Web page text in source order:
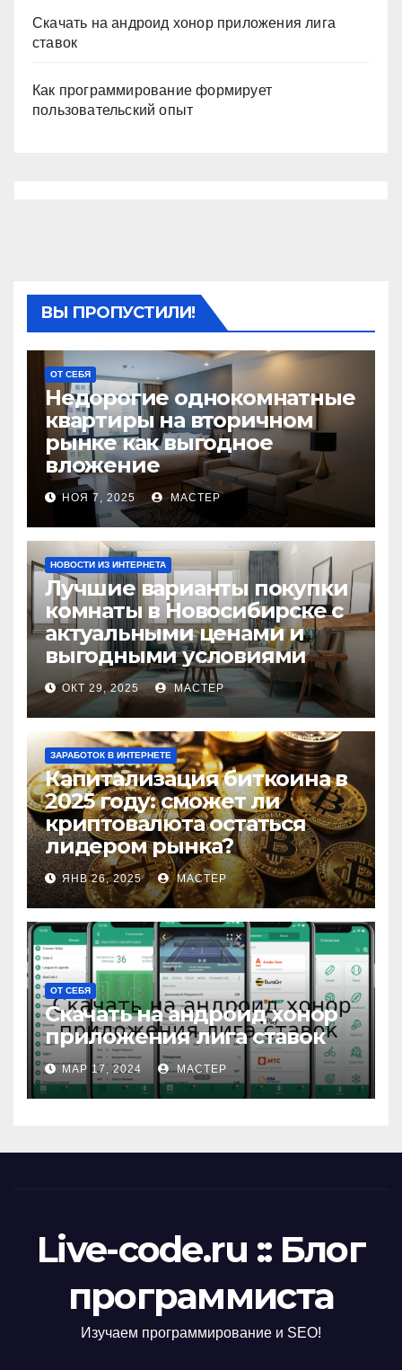
Скачать на андроид хонор приложения лига
ставок
Как программирование формирует
пользовательский опыт
ВЫ ПРОПУСТИЛИ!
ОТ СЕБЯ
Недорогие однокомнатные
квартиры на вторичном
рынке как выгодное
вложение
НОЯ 7, 2025 МАСТЕР
НОВОСТИ ИЗ ИНТЕРНЕТА
Лучшие варианты покупки
комнаты в Новосибирске с
актуальными ценами и
выгодными условиями
ОКТ 29, 2025 МАСТЕР
ЗАРАБОТОК В ИНТЕРНЕТЕ
Капитализация биткоина в
2025 году: сможет ли
криптовалюта остаться
лидером рынка?
ЯНВ 26, 2025 МАСТЕР
ОТ СЕБЯ
Скачать на андроид хонор
приложения лига ставок
МАР 17, 2024 МАСТЕР
Live-code.ru :: Блог
программиста
Изучаем программирование и SEO!